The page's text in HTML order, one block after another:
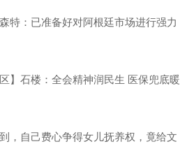
特：已准备好对阿根廷市场进行强力
】石楼：全会精神润民生 医保兜底暖
，自己费心争得女儿抚养权，竟给文